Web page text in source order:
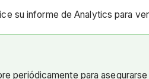
su informe de Analytics para
periódicamente para